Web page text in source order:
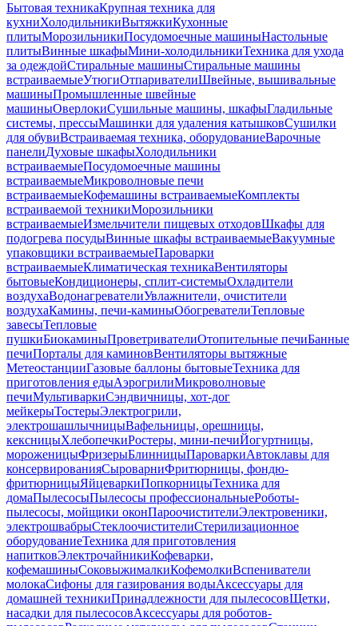
Бытовая техникаКрупная техника для
кухниХолодильникиВытяжкиКухонные
плитыМорозильникиПосудомоечные машиныНастольные
плитыВинные шкафыМини-холодильникиТехника для ухода
за одеждойСтиральные машиныСтиральные машины
встраиваемыеУтюгиОтпаривателиШвейные, вышивальные
машиныПромышленные швейные
машиныОверлокиСушильные машины, шкафыГладильные
системы, прессыМашинки для удаления катышковСушилки
для обувиВстраиваемая техника, оборудованиеВарочные
панелиДуховые шкафыХолодильники
встраиваемыеПосудомоечные машины
встраиваемыеМикроволновые печи
встраиваемыеКофемашины встраиваемыеКомплекты
встраиваемой техникиМорозильники
встраиваемыеИзмельчители пищевых отходовШкафы для
подогрева посудыВинные шкафы встраиваемыеВакуумные
упаковщики встраиваемыеПароварки
встраиваемыеКлиматическая техникаВентиляторы
бытовыеКондиционеры, сплит-системыОхладители
воздухаВодонагревателиУвлажнители, очистители
воздухаКамины, печи-каминыОбогревателиТепловые
завесыТепловые
пушкиБиокаминыПроветривателиОтопительные печиБанные
печиПорталы для каминовВентиляторы вытяжные
МетеостанцииГазовые баллоны бытовыеТехника для
приготовления едыАэрогрилиМикроволновые
печиМультиваркиСэндвичницы, хот-дог
мейкерыТостерыЭлектрогрили,
электрошашлычницыВафельницы, орешницы,
кексницыХлебопечкиРостеры, мини-печиЙогуртницы,
мороженицыФризерыБлинницыПароваркиАвтоклавы для
консервированияСыроварниФритюрницы, фондю-
фритюрницыЯйцеваркиПопкорницыТехника для
домаПылесосыПылесосы профессиональныеРоботы-
пылесосы, мойщики оконПароочистителиЭлектровеники,
электрошвабрыСтеклоочистителиСтерилизационное
оборудованиеТехника для приготовления
напитковЭлектрочайникиКофеварки,
кофемашиныСоковыжималкиКофемолкиВспениватели
молокаСифоны для газирования водыАксессуары для
домашней техникиПринадлежности для пылесосовЩетки,
насадки для пылесосовАксессуары для роботов-